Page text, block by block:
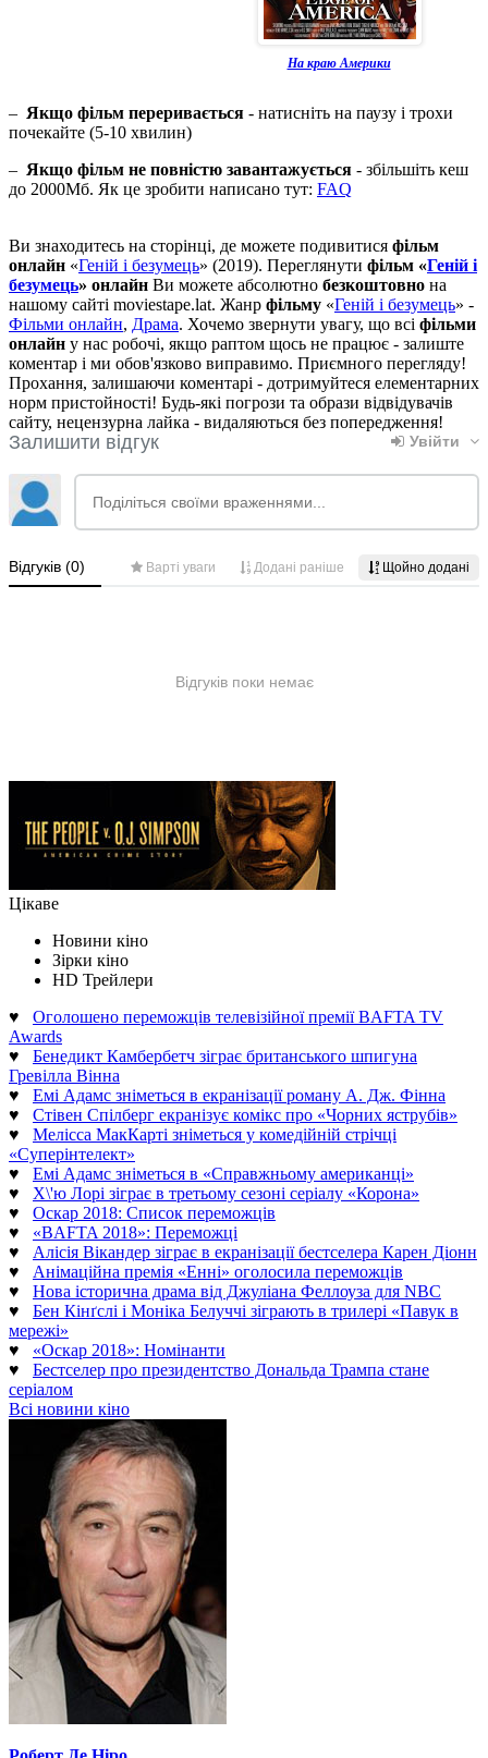
На краю Америки
– Якщо фільм переривається - натисніть на паузу і трохи
почекайте (5-10 хвилин)
– Якщо фільм не повністю завантажується - збільшіть кеш
до 2000Мб. Як це зробити написано тут: FAQ
Ви знаходитесь на сторінці, де можете подивитися фільм
онлайн «Геній і безумець» (2019). Переглянути фільм «Геній і
безумець» онлайн Ви можете абсолютно безкоштовно на
нашому сайті moviestape.lat. Жанр фільму «Геній і безумець» -
Фільми онлайн, Драма. Хочемо звернути увагу, що всі фільми
онлайн у нас робочі, якщо раптом щось не працює - залиште
коментар і ми обов'язково виправимо. Приємного перегляду!
Прохання, залишаючи коментарі - дотримуйтеся елементарних
норм пристойності! Будь-які погрози та образи відвідувачів
сайту, нецензурна лайка - видаляються без попередження!
Цікаве
Новини кіно
Зірки кіно
HD Трейлери
♥ Оголошено переможців телевізійної премії BAFTA TV
Awards
♥ Бенедикт Камбербетч зіграє британського шпигуна
Гревілла Вінна
♥ Емі Адамс зніметься в екранізації роману А. Дж. Фінна
♥ Стівен Спілберг екранізує комікс про «Чорних яструбів»
♥ Мелісса МакКарті зніметься у комедійній стрічці
«Суперінтелект»
♥ Емі Адамс зніметься в «Справжньому американці»
♥ Х\'ю Лорі зіграє в третьому сезоні серіалу «Корона»
♥ Оскар 2018: Список переможців
♥ «BAFTA 2018»: Переможці
♥ Алісія Вікандер зіграє в екранізації бестселера Карен Діонн
♥ Анімаційна премія «Енні» оголосила переможців
♥ Нова історична драма від Джуліана Феллоуза для NBC
♥ Бен Кінґслі і Моніка Белуччі зіграють в трилері «Павук в
мережі»
♥ «Оскар 2018»: Номінанти
♥ Бестселер про президентство Дональда Трампа стане
серіалом
Всі новини кіно